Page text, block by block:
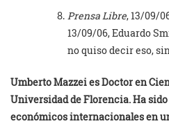
Prensa Libre, 13/09/
13/09/06, Eduardo
no quiso decir eso,
Umberto Mazzei es Doctor en
Universidad de Florencia. Ha
económicos internacionales en